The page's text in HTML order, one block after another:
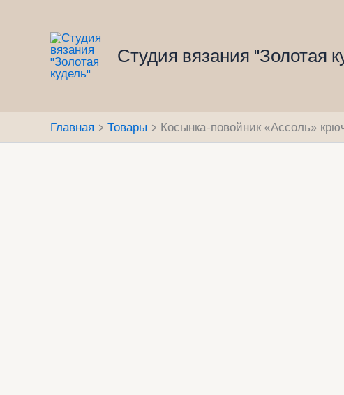
содержимому
Студия вязания "Золотая
Главная Товары Косынка-повойник «Ассоль»